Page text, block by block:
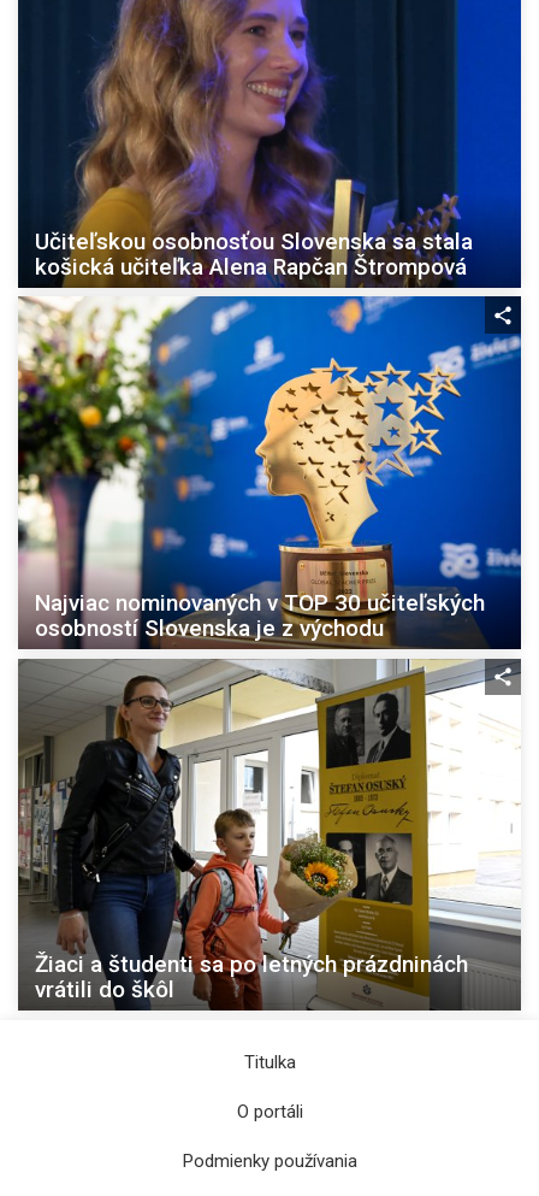
Učiteľskou osobnosťou Slovenska sa stala
košická učiteľka Alena Rapčan Štrompová
Najviac nominovaných v TOP 30 učiteľských
osobností Slovenska je z východu
Žiaci a študenti sa po letných prázdninách
vrátili do škôl
Titulka
O portáli
Podmienky používania